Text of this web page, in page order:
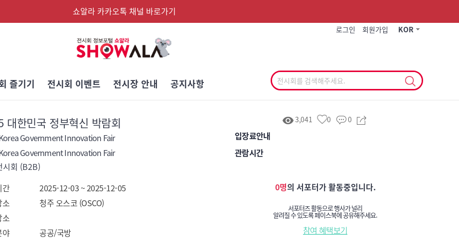
쇼알라 카카오톡 채널 바로가기
로그인 회원가입 KOR
즐기기 전시회 이벤트 전시장 안내 공지사항
대한민국 정부혁신 박람회
Government Innovation Fair
Government Innovation Fair
시회 (B2B)
간
2025-12-03 ~ 2025-12-05
소
청주 오스코 (OSCO)
소
야
공공/국방
3,041 0 0
입장료안내
관람시간
0명의 서포터가 활동중입니다.
서포터즈 활동으로 행사가 널리
알려질 수 있도록 페이스북에 공유해주세요.
참여 혜택보기